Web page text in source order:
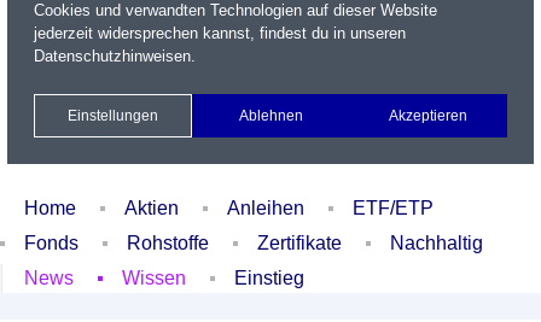
Name / WKN / ISIN / Kürzel
Xetra Realtime
Watchlist Portfolio Login
Home Aktien Anleihen
ETF/ETP
Fonds
Rohstoffe Zertifikate
Nachhaltig
News
Wissen Einstieg
Cookies und verwandten Technologien auf dieser Website
jederzeit widersprechen kannst, findest du in unseren
Datenschutzhinweisen.
Einstellungen Ablehnen Akzeptieren